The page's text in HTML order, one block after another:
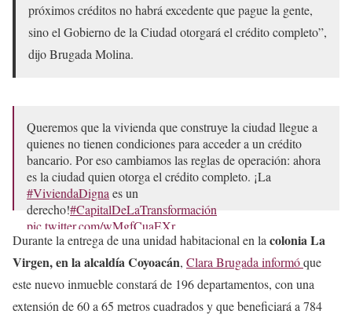
próximos créditos no habrá excedente que pague la gente,
sino el Gobierno de la Ciudad otorgará el crédito completo”,
dijo Brugada Molina.
Queremos que la vivienda que construye la ciudad llegue a
quienes no tienen condiciones para acceder a un crédito
bancario. Por eso cambiamos las reglas de operación: ahora
es la ciudad quien otorga el crédito completo. ¡La
#ViviendaDigna es un
derecho!#CapitalDeLaTransformación
pic.twitter.com/wMgfCuaEXr
— Clara Brugada Molina (@ClaraBrugadaM)
May 16,
2025
Durante la entrega de una unidad habitacional en la colonia La
Virgen, en la alcaldía Coyoacán, Clara Brugada informóque
este nuevo inmueble constará de 196 departamentos, con una
extensión de 60 a 65 metros cuadrados y que beneficiará a 784